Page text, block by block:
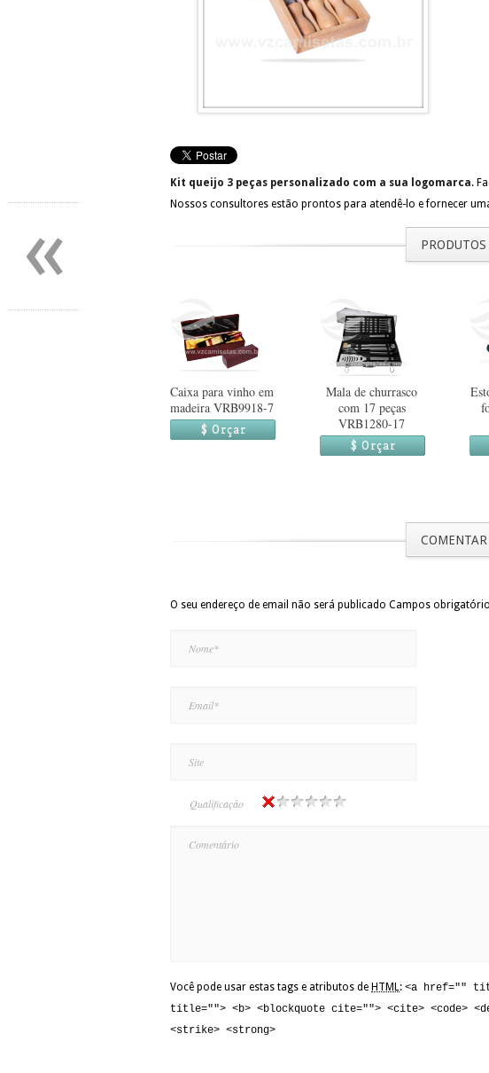
«
Kit queijo 3 peças personalizado com a sua logomarca.
Nossos consultores estão prontos para atendê-lo e fornecer
Caixa para vinho em
madeira VRB9918-7
$ Orçar
Mala de churrasco
com 17 peças
VRB1280-17
$ Orçar
COMENTAR
O seu endereço de email não será publicado Campos
Qualificação
Você pode usar estas tags e atributos de HTML: <a href=""
title=""> <b> <blockquote cite=""> <cite> <code>
<strike> <strong>